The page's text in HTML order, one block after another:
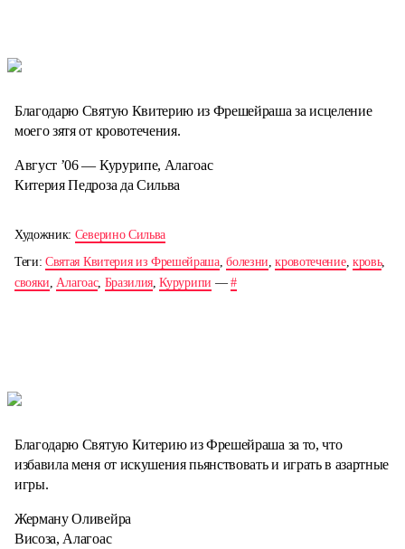
Благодарю Святую Квитерию из Фрешейраша за исцеление
моего зятя от кровотечения.
Август ’06 — Курурипе, Алагоас
Китерия Педроза да Сильва
Художник: Северино Сильва
Теги:Святая Квитерия из Фрешейраша,болезни ,кровотечение, кровь,
свояки Алагоас, Бразилия ,Курурипи — #
Благодарю Святую Китерию из Фрешейраша за то, что
избавила меня от искушения пьянствовать и играть в азартные
игры.
Жерману Оливейра
Висоза, Алагоас